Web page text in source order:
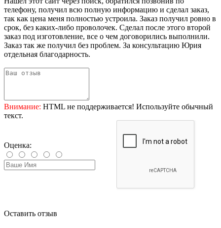
телефону, получил всю полную информацию и сделал заказ,
так как цена меня полностью устроила. Заказ получил ровно в
срок, без каких-либо проволочек. Сделал после этого второй
заказ под изготовление, все о чем договорились выполнили.
Заказ так же получил без проблем. За консультацию Юрия
отдельная благодарность.
Внимание: HTML не поддерживается! Используйте обычный
текст.
Оценка:
Оставить отзыв